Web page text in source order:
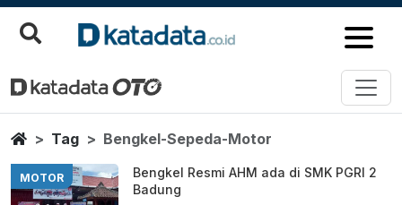
Bengkel Sepeda Motor
Berita Terbaru
HomeTag Bengkel-Sepeda-Motor
MOTOR
Bengkel Resmi AHM ada di SMK PGRI 2
Badung